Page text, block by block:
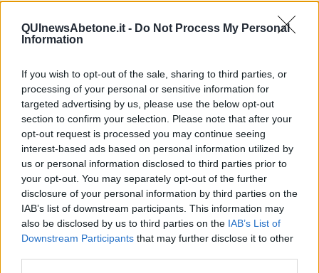
QUInewsAbetone.it - Do Not Process My Personal
Information
If you wish to opt-out of the sale, sharing to third parties, or
processing of your personal or sensitive information for
targeted advertising by us, please use the below opt-out
section to confirm your selection. Please note that after your
opt-out request is processed you may continue seeing
interest-based ads based on personal information utilized by
us or personal information disclosed to third parties prior to
your opt-out. You may separately opt-out of the further
disclosure of your personal information by third parties on the
IAB’s list of downstream participants. This information may
also be disclosed by us to third parties on the IAB’s List of
Downstream Participants that may further disclose it to other
​Chi sono i genitori elicottero
Quando il diritto alla disconnessione non viene accolto
​L’importanza della comunicazione in famiglia
​Il pensiero dicotomico e la salute mentale
​Consigli di lettura per genitori e non solo
​La Clownterapia
​Differenze tra persone frustrate e non
L’invisibile fatica mentale
Vacanze a km zero
​Buone Vacan(si)e!
​Il lato positivo delle cose
​Storie antiche di tempi moderni
​Quello che alle mamme non dicono
Adultescenza
Homo imbecillis
​4 anni di Blog
Quando il silenzio è aggressivo